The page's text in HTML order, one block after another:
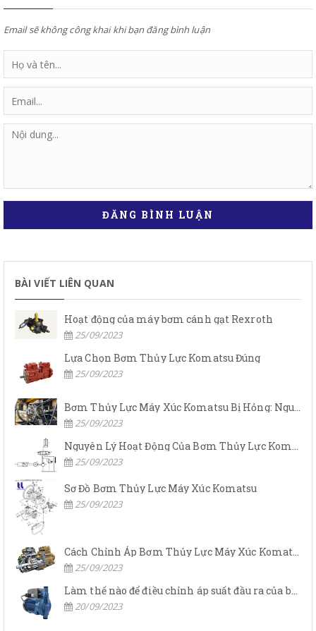
Email sẽ không công khai khi bạn đăng bình luận
ĐĂNG BÌNH LUẬN
BÀI VIẾT LIÊN QUAN
Hoạt động của máy bơm cánh gạt Rexroth
25/09/2023
Lựa Chọn Bơm Thủy Lực Komatsu Đúng
25/09/2023
Bơm Thủy Lực Máy Xúc Komatsu Bị Hỏng: Nguyên Nhân Và Cách Khắc Phục
25/09/2023
Nguyên Lý Hoạt Động Của Bơm Thủy Lực Komatsu
25/09/2023
Sơ Đồ Bơm Thủy Lực Máy Xúc Komatsu
25/09/2023
25/09/2023
20/09/2023